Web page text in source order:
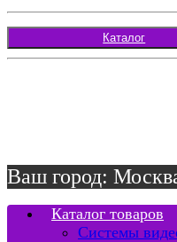
Каталог
Ваш город:
Каталог товаров
Системы